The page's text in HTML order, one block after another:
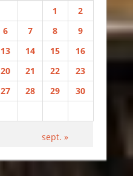
1
2
6 7 8
9
13 14 15
16
20 21 22
23
27 28 29
30
sept. »